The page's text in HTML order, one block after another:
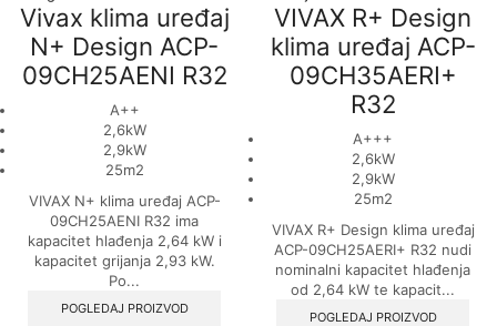
Vivax klima uređaj
N+ Design ACP-
09CH25AENI R32
A++
2,6kW
2,9kW
25m2
VIVAX N+ klima uređaj ACP-
09CH25AENI R32 ima
kapacitet hlađenja 2,64 kW i
kapacitet grijanja 2,93 kW.
Po...
POGLEDAJ PROIZVOD
VIVAX R+ Design
klima uređaj ACP-
09CH35AERI+
R32
A+++
2,6kW
2,9kW
25m2
VIVAX R+ Design klima uređaj
ACP-09CH25AERI+ R32 nudi
nominalni kapacitet hlađenja
od 2,64 kW te kapacit...
POGLEDAJ PROIZVOD